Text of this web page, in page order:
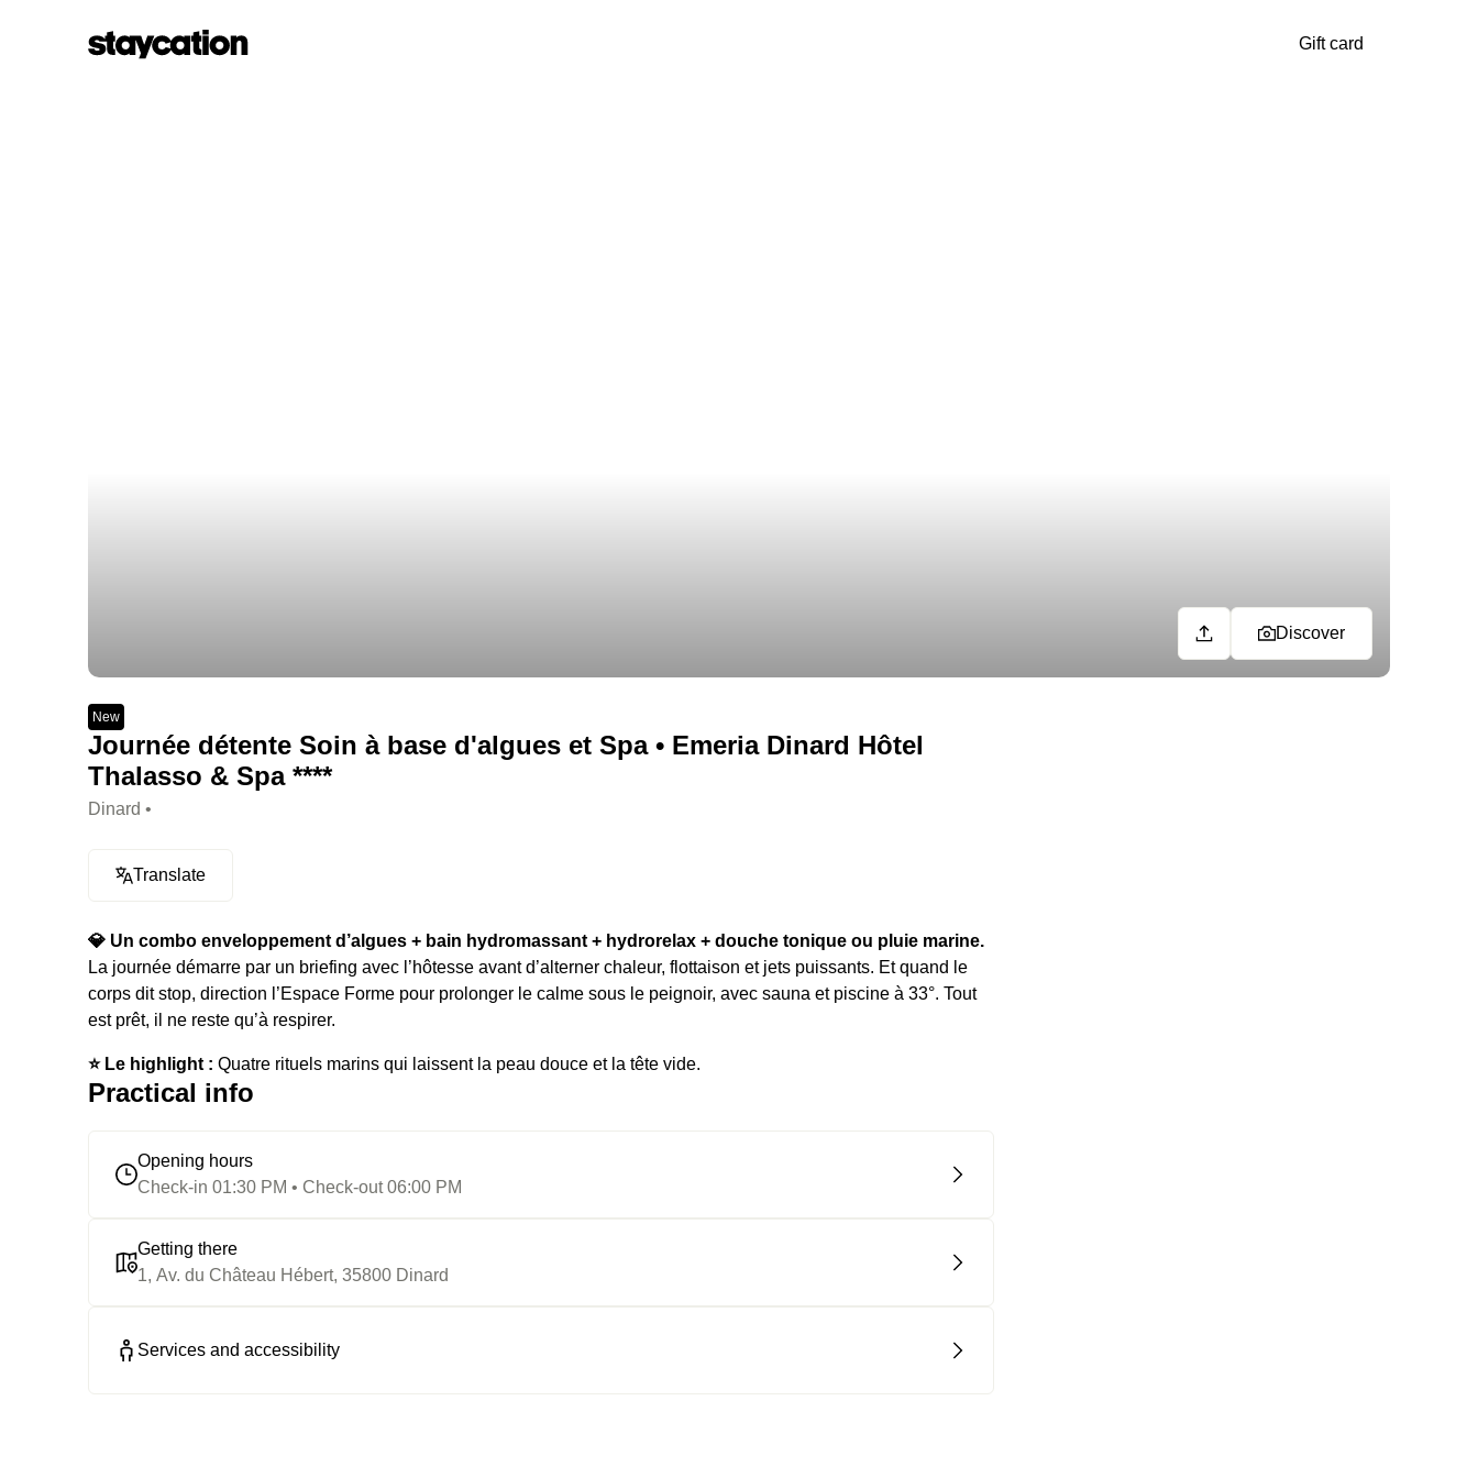
Gift card
Discover
New
Journée détente Soin à base d'algues et Spa • Emeria Dinard Hôtel
Thalasso & Spa ****
Dinard •
Translate
💎 Un combo enveloppement d’algues + bain hydromassant + hydrorelax + douche tonique ou pluie marine.
La journée démarre par un briefing avec l’hôtesse avant d’alterner chaleur, flottaison et jets puissants. Et quand le
corps dit stop, direction l’Espace Forme pour prolonger le calme sous le peignoir, avec sauna et piscine à 33°. Tout
est prêt, il ne reste qu’à respirer.
⭐️ Le highlight : Quatre rituels marins qui laissent la peau douce et la tête vide.
Practical info
Opening hours
Check-in 01:30 PM • Check-out 06:00 PM
Getting there
1, Av. du Château Hébert, 35800 Dinard
Services and accessibility